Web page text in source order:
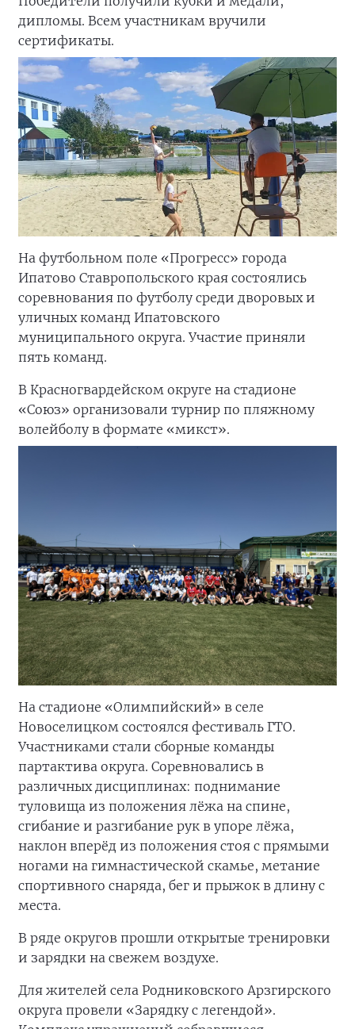
дипломы. Всем участникам вручили
сертификаты.
На футбольном поле «Прогресс» города
Ипатово Ставропольского края состоялись
соревнования по футболу среди дворовых и
уличных команд Ипатовского
муниципального округа. Участие приняли
пять команд.
В Красногвардейском округе на стадионе
«Союз» организовали турнир по пляжному
волейболу в формате «микст».
На стадионе «Олимпийский» в селе
Новоселицком состоялся фестиваль ГТО.
Участниками стали сборные команды
партактива округа. Соревновались в
различных дисциплинах: поднимание
туловища из положения лёжа на спине,
сгибание и разгибание рук в упоре лёжа,
наклон вперёд из положения стоя с прямыми
ногами на гимнастической скамье, метание
спортивного снаряда, бег и прыжок в длину с
места.
В ряде округов прошли открытые тренировки
и зарядки на свежем воздухе.
Для жителей села Родниковского Арзгирского
округа провели «Зарядку с легендой».